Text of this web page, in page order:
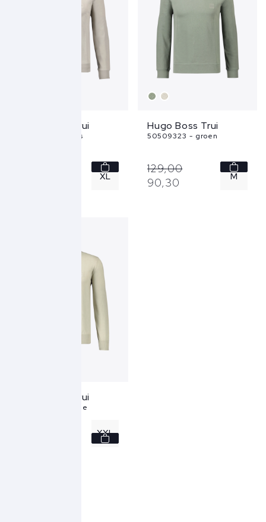
Hugo Boss Trui
50509323 - grijs
XL
Hugo Boss Trui
50509323 - groen
129,00
90,30 M
Hugo Boss Trui
50527583 - beige
XXL